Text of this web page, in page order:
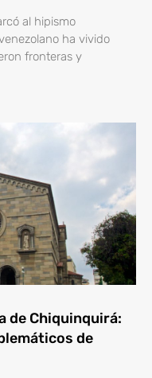
al hipismo
ha vivido
fronteras y
de Chiquinquirá:
de